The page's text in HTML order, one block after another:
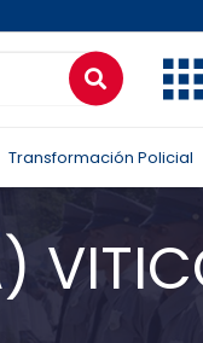
Transformación Policial